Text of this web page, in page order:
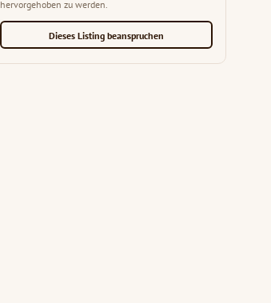
hervorgehoben zu werden.
Dieses Listing beanspruchen